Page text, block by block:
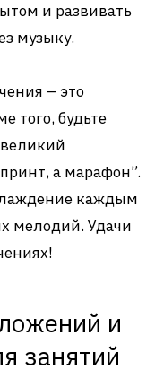
и развивать
музыку.
– это
того, будьте
а марафон”.
каждым
мелодий. Удачи
и
занятий